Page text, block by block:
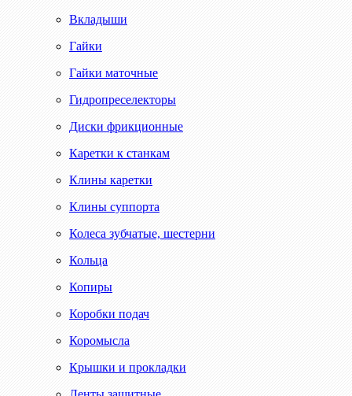
Вкладыши
Гайки
Гайки маточные
Гидропреселекторы
Диски фрикционные
Каретки к станкам
Клины каретки
Клины суппорта
Колеса зубчатые, шестерни
Кольца
Копиры
Коробки подач
Коромысла
Крышки и прокладки